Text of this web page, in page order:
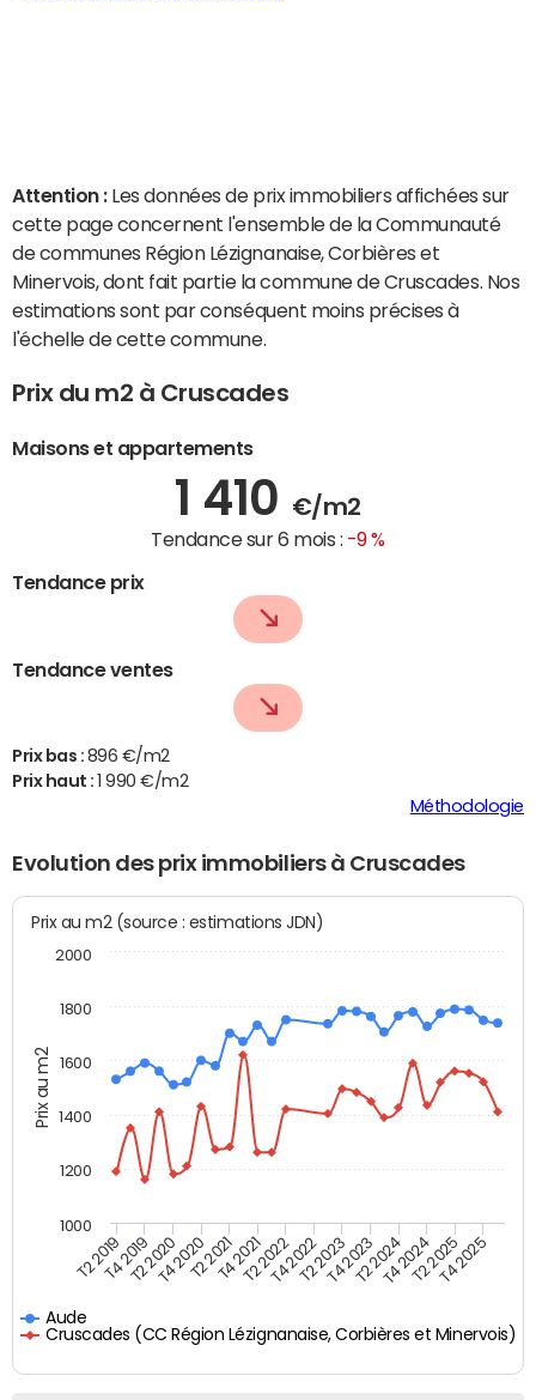
Attention : Les données de prix immobiliers affichées sur
cette page concernent l'ensemble de la Communauté
de communes Région Lézignanaise, Corbières et
Minervois, dont fait partie la commune de Cruscades. Nos
estimations sont par conséquent moins précises à
l'échelle de cette commune.
Prix du m2 à Cruscades
Maisons et appartements
1 410 €/m2
Tendance sur 6 mois : -9 %
Tendance prix
Tendance ventes
Prix bas : 896 €/m2
Prix haut :
1 990 €/m2
Méthodologie
Evolution des prix immobiliers à Cruscades
Prix au m2
Prix au m2 (source : estimations JDN)
Aude
Cruscades (CC Région Lézignanaise, Corbières et Minervois)
T2 2019T4 2019T2 2020T4 2020T2 2021T4 2021T2 2022T4 2022T2 2023T4 2023T2 2024T4 2024T2 2025T4 2025
1000
1200
1400
1600
1800
2000